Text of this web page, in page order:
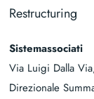
Restructuring
Sistemassociati
Via Luigi Dalla
Direzionale